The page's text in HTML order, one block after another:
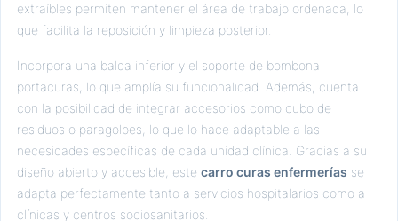
extraíbles permiten mantener el área de trabajo ordenada, lo
que facilita la reposición y limpieza posterior.
Incorpora una balda inferior y el soporte de bombona
portacuras, lo que amplía su funcionalidad. Además, cuenta
con la posibilidad de integrar accesorios como cubo de
residuos o paragolpes, lo que lo hace adaptable a las
necesidades específicas de cada unidad clínica. Gracias a su
diseño abierto y accesible, este carro curas enfermerías se
adapta perfectamente tanto a servicios hospitalarios como a
clínicas y centros sociosanitarios.